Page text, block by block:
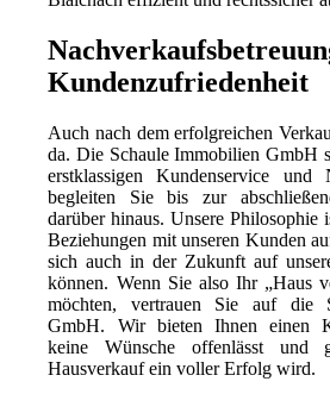
Kundenzufriedenheit
Auch nach dem erfolgreichen
da. Die Schaule Immobilien GmbH
erstklassigen Kundenservice und
begleiten Sie bis zur
darüber hinaus. Unsere Philosophie
Beziehungen mit unseren Kunden
sich auch in der Zukunft auf
können. Wenn Sie also Ihr „Haus
möchten, vertrauen Sie auf die
GmbH. Wir bieten Ihnen einen
keine Wünsche offenlässt und
Hausverkauf ein voller Erfolg wird.